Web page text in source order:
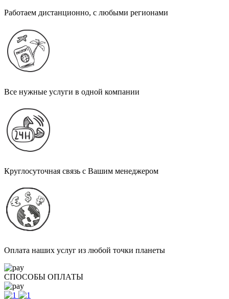
Работаем дистанционно, с любыми регионами
Все нужные услуги в одной компании
Круглосуточная связь с Вашим менеджером
Оплата наших услуг из любой точки планеты
СПОСОБЫ ОПЛАТЫ